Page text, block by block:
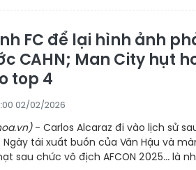
FC để lại hình ảnh
CAHN; Man City hụt
top 4
02/02/2026
- Carlos Alcaraz đi vào lịch sử
Ngày tái xuất buồn của Văn Hậu và
sau chức vô địch AFCON 2025... là